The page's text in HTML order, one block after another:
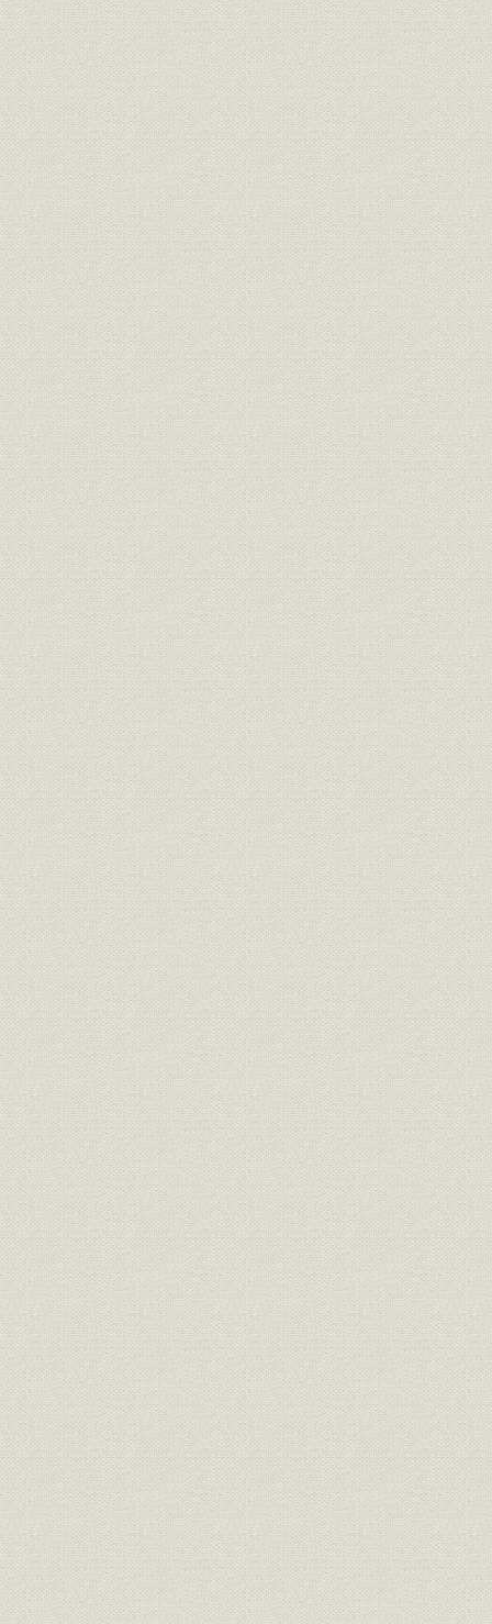
債券;業界
公社債の引受・売出および募
集・売出の取扱い状況
1970年(昭
(昭和57年
業界;シェア
山一主幹事取扱い状況(5年間推
移)
1977年(
(昭和56年
投資信託;シェア 4社投信年末純資産高
1970年(昭
56年)
投資信託;資産 山一証券投信年末純資産残高
1970年(昭
56年)
貯蓄;販売 証券貯蓄係販売額
1977年(昭
59年)
財形貯蓄;業界 財形口座数・寄託4社比較
1976年(
(昭和55年
海外事業;財務・業績
国際業務収益の推移 1981年9月
期の業績(本部、海外店合計) (1)
収支実績
1981年(
海外事業;財務・業績
国際業務収益の推移 1981年9月
期の業績(本部、海外店合計) (2)
店別収支(税引前経常損益)
1981年(昭
海外事業;シェア
国際業務収益の推移 1981年9月
期の業績(本部、海外店合計) (3)
4社中に占めるシェア
1981年(昭
海外事業;人事
国際関連人員数推移(年月日現在
外国部関係人員)
1973年(昭
年(昭和60
投資 出資関係 1973年(昭
投資;海外事業 国際関係投資額 1973年(昭
財務・業績;海外事業 海外現法の増資 骨子 1984年(
財務・業績;海外事業
海外現法の増資 その他現法の状
況
1984年(昭
海外事業;業界
海外現法の増資 増資現法の資本
金4社比較
1984年(昭
海外事業;経営
第44期下半期海外店評価基準
(案)
1984年(昭
情報システム
コンピュータ・センター・シス
[1984年(